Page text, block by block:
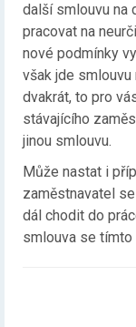
další smlouvu na
pracovat na
nové podmínky
však jde smlouvu
dvakrát, to pro
stávajícího
jinou smlouvu.
Může nastat i
zaměstnavatel
dál chodit do
smlouva se tímto